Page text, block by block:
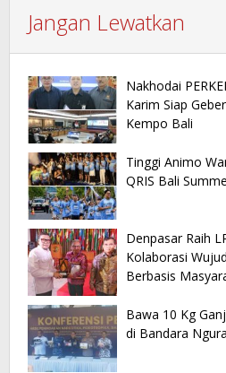
Jangan Lewatkan
Nakhodai
Karim Siap
Kempo Bali
Tinggi Animo
QRIS Bali
Denpasar Raih
Kolaborasi
Berbasis
Bawa 10 Kg
di Bandara